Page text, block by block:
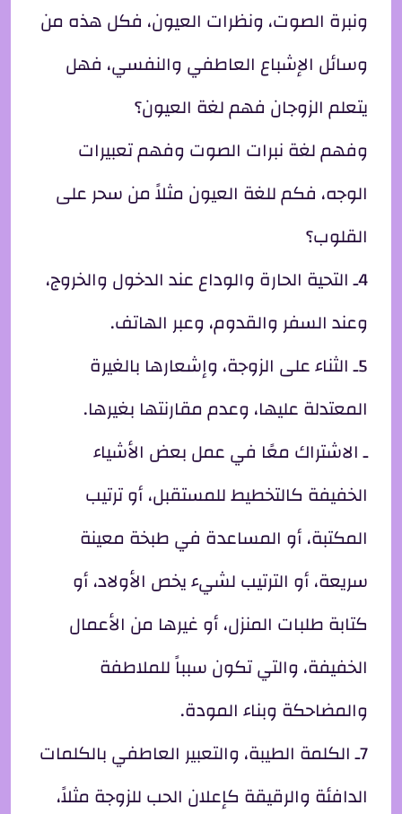
ونبرة الصوت، ونظرات العيون، فكل هذه من
وسائل الإشباع العاطفي والنفسي، فهل
يتعلم الزوجان فهم لغة العيون؟
وفهم لغة نبرات الصوت وفهم تعبيرات
الوجه، فكم للغة العيون مثلاً من سحر على
القلوب؟
4ـ التحية الحارة والوداع عند الدخول والخروج،
وعند السفر والقدوم، وعبر الهاتف.
5ـ الثناء على الزوجة، وإشعارها بالغيرة
المعتدلة عليها، وعدم مقارنتها بغيرها.
ـ الاشتراك معًا في عمل بعض الأشياء
الخفيفة كالتخطيط للمستقبل، أو ترتيب
المكتبة، أو المساعدة في طبخة معينة
سريعة، أو الترتيب لشيء يخص الأولاد، أو
كتابة طلبات المنزل، أو غيرها من الأعمال
الخفيفة، والتي تكون سبباً للملاطفة
والمضاحكة وبناء المودة.
7ـ الكلمة الطيبة، والتعبير العاطفي بالكلمات
الدافئة والرقيقة كإعلان الحب للزوجة مثلاً،